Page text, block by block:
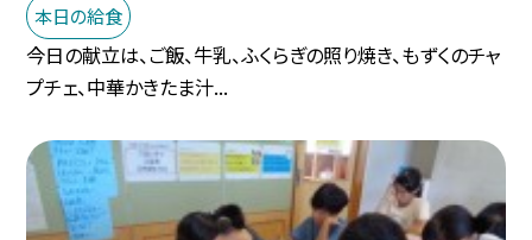
本日の給食
今日の献立は、ご飯、牛乳、ふくらぎの照り焼き、もずくのチャ
プチェ、中華かきたま汁...